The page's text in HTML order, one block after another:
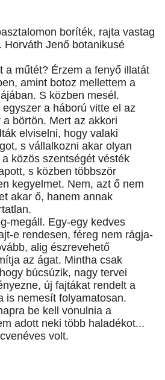
boríték, rajta vastag
Horváth Jenő botanikusé
a műtét? Érzem a fenyő illatát
amint botoz mellettem a
S közben mesél.
a háború vitte el az
börtön. Mert az akkori
elviselni, hogy valaki
s vállalkozni akar olyan
közös szentségét vésték
s közben többször
kegyelmet. Nem, azt ő nem
akar ő, hanem annak
megáll. Egy-egy kedves
e rendesen, féreg nem rágja-
alig észrevehető
az ágat. Mintha csak
búcsúzik, nagy tervei
új fajtákat rendelt a
is nemesít folyamatosan.
be kell vonulnia a
adott neki több haladékot...
volt.